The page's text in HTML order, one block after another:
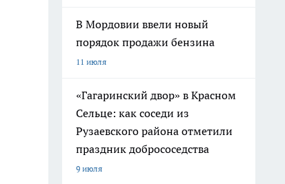
В Мордовии ввели новый
порядок продажи бензина
11 июля
«Гагаринский двор» в Красном
Сельце: как соседи из
Рузаевского района отметили
праздник добрососедства
9 июля